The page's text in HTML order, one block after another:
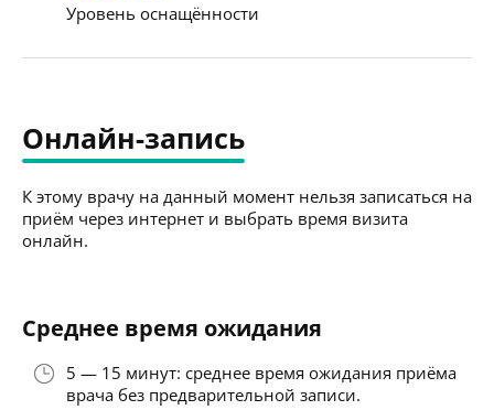
Уровень оснащённости
Онлайн-запись
К этому врачу на данный момент нельзя записаться на
приём через интернет и выбрать время визита
онлайн.
Среднее время ожидания
5 — 15 минут: среднее время ожидания приёма
врача без предварительной записи.